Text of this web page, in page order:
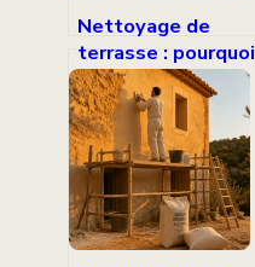
Nettoyage de
terrasse : pourquoi
bannir la javel et
quelles
alternatives
privilégier ?